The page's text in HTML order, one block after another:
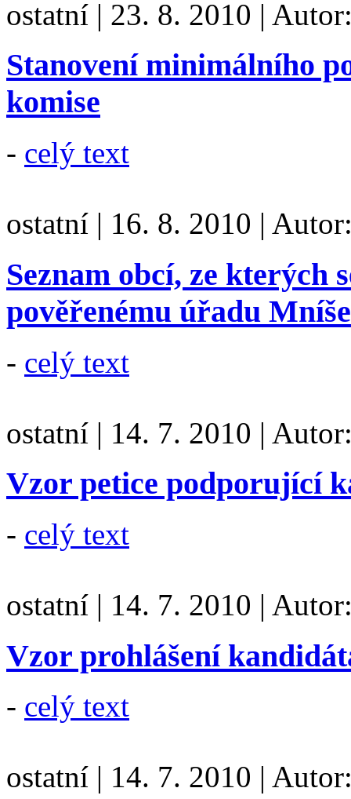
ostatní | 23. 8. 2010 |
Stanovení minimálního
komise
- celý text
ostatní | 16. 8. 2010 |
Seznam obcí, ze
pověřenému úřadu
- celý text
ostatní | 14. 7. 2010 |
Vzor petice podporující
- celý text
ostatní | 14. 7. 2010 |
Vzor prohlášení
- celý text
ostatní | 14. 7. 2010 |